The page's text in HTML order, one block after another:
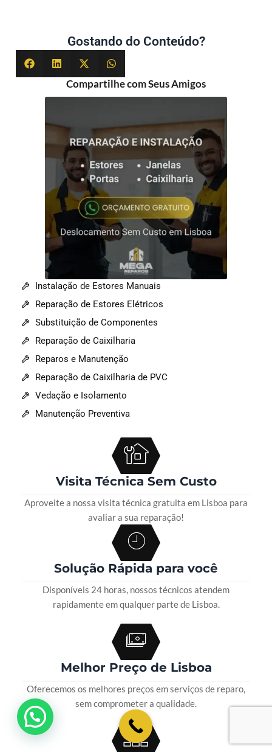
Gostando do Conteúdo?
Compartilhe com Seus Amigos
Instalação de Estores Manuais
Reparação de Estores Elétricos
Substituição de Componentes
Reparação de Caixilharia
Reparos e Manutenção
Reparação de Caixilharia de PVC
Vedação e Isolamento
Manutenção Preventiva
Visita Técnica Sem Custo
Aproveite a nossa visita técnica gratuita em Lisboa para
avaliar a sua reparação!
Solução Rápida para você
Disponíveis 24 horas, nossos técnicos atendem
rapidamente em qualquer parte de Lisboa.
Melhor Preço de Lisboa
Oferecemos os melhores preços em serviços de reparo,
sem comprometer a qualidade.
💬 Como podemos ajudar?